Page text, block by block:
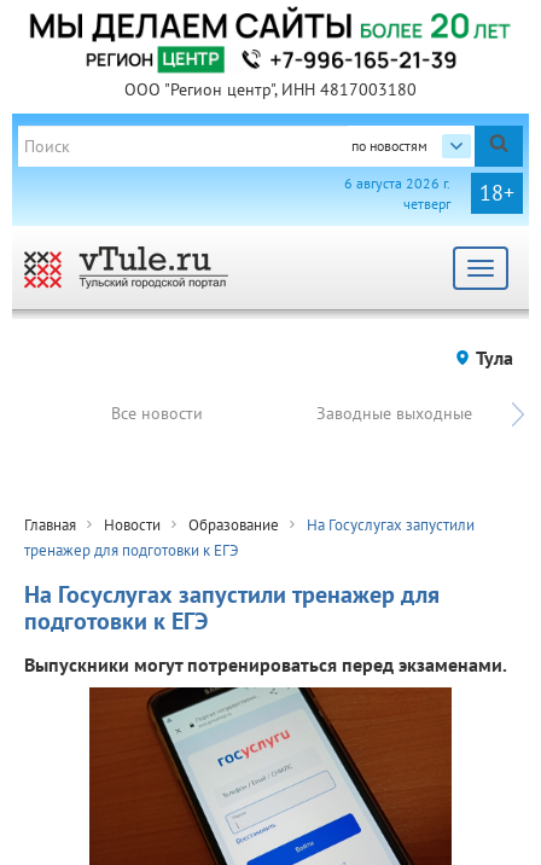
ООО "Регион центр", ИНН 4817003180
по новостям
18+
6 августа 2026 г.
четверг
Toggle
Тула
Все новости Заводные выходные
Главная Новости Образование
На Госуслугах запустили
тренажер для подготовки к ЕГЭ
На Госуслугах запустили тренажер для
подготовки к ЕГЭ
Выпускники могут потренироваться перед экзаменами.